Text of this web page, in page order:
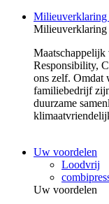
Milieuverklaring
Milieuverklaring
Maatschappelijk
Responsibility,
ons zelf. Omdat
familiebedrijf
duurzame
Uw voordelen
Loodvrij
Uw voordelen